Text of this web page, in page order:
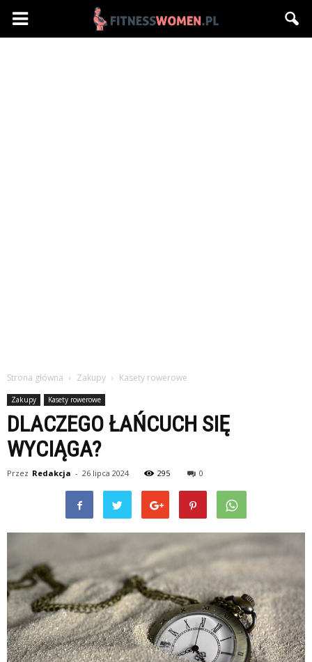
Fitnesswomen.pl
Strona główna Zakupy Kasety rowerowe
Zakupy Kasety rowerowe
DLACZEGO ŁAŃCUCH SIĘ
WYCIĄGA?
Przez Redakcja - 26 lipca 2024 295 0